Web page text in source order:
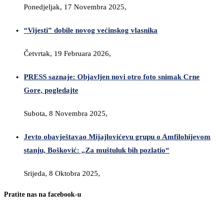
Ponedjeljak, 17 Novembra 2025,
“Vijesti” dobile novog većinskog vlasnika
Četvrtak, 19 Februara 2026,
PRESS saznaje: Objavljen novi otro foto snimak Crne
Gore, pogledajte
Subota, 8 Novembra 2025,
Jevto obavještavao Mijajlovićevu grupu o Amfilohijevom
stanju, Bošković: „Za muštuluk bih pozlatio“
Srijeda, 8 Oktobra 2025,
Pratite nas na facebook-u